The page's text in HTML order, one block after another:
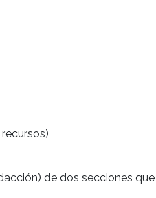
de dos secciones